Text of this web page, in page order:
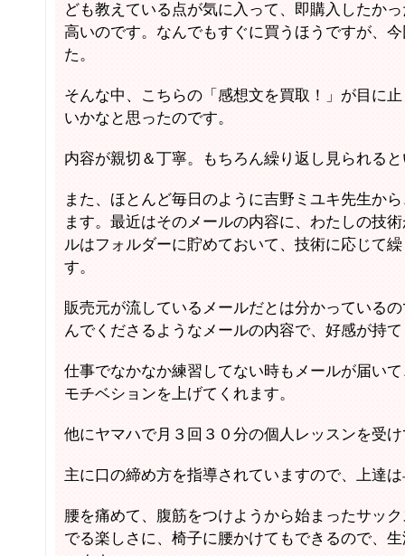
ども教えている点が気に入って、即購入したか
高いのです。なんでもすぐに買うほうですが、
た。
そんな中、こちらの「感想文を買取！」が目に
いかなと思ったのです。
内容が親切＆丁寧。もちろん繰り返し見られる
また、ほとんど毎日のように吉野ミユキ先生か
ます。最近はそのメールの内容に、わたしの技
ルはフォルダーに貯めておいて、技術に応じて
す。
販売元が流しているメールだとは分かっている
んでくださるようなメールの内容で、好感が持
仕事でなかなか練習してない時もメールが届い
モチベションを上げてくれます。
他にヤマハで月３回３０分の個人レッスンを受
主に口の締め方を指導されていますので、上達
腰を痛めて、腹筋をつけようから始まったサッ
でる楽しさに、椅子に腰かけてもできるので、